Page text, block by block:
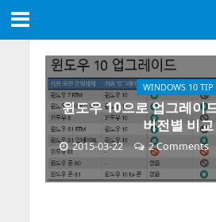
WINDOWS 10 TIP
윈도우 10으로 업그레이
버전별 비교
2015-03-22 2 Comments